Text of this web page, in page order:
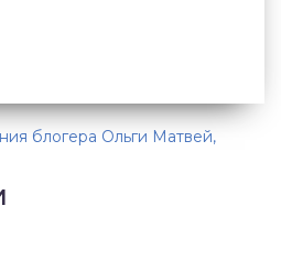
блогера Ольги Матвей,